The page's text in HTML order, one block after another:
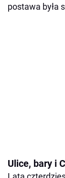
postawa była
Ulice, bary i